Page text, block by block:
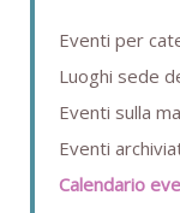
Eventi per
Luoghi sede
Eventi sulla
Eventi
Calendario